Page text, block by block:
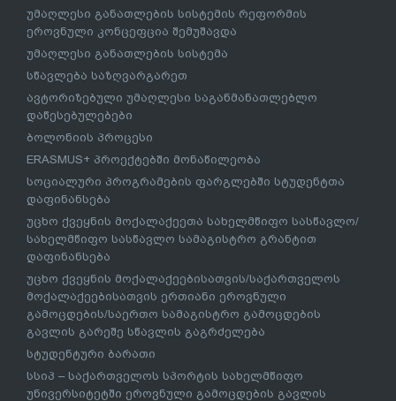
უმაღლესი განათლების სისტემის რეფორმის
ეროვნული კონცეფცია შემუშავდა
უმაღლესი განათლების სისტემა
სწავლება საზღვარგარეთ
ავტორიზებული უმაღლესი საგანმანათლებლო
დაწესებულებები
ბოლონიის პროცესი
ERASMUS+ პროექტებში მონაწილეობა
სოციალური პროგრამების ფარგლებში სტუდენტთა
დაფინანსება
უცხო ქვეყნის მოქალაქეეთა სახელმწიფო სასწავლო/
სახელმწიფო სასწავლო სამაგისტრო გრანტით
დაფინანსება
უცხო ქვეყნის მოქალაქეებისათვის/საქართველოს
მოქალაქეებისათვის ერთიანი ეროვნული
გამოცდების/საერთო სამაგისტრო გამოცდების
გავლის გარეშე სწავლის გაგრძელება
სტუდენტური ბარათი
სსიპ – საქართველოს სპორტის სახელმწიფო
უნივერსიტეტში ეროვნული გამოცდების გავლის